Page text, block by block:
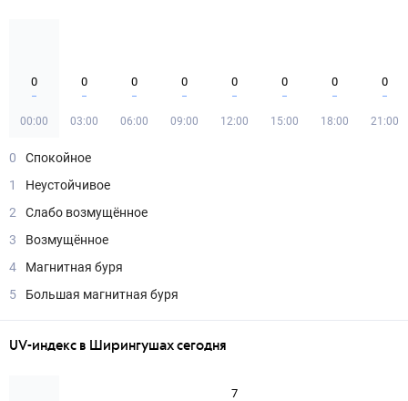
0
00:00
0
03:00
0
06:00
0
09:00
0
12:00
0
15:00
0
18:00
0
21:00
0
Спокойное
1
Неустойчивое
2
Слабо возмущённое
3
Возмущённое
4
Магнитная буря
5
Большая магнитная буря
UV-индекс в Ширингушах сегодня
7